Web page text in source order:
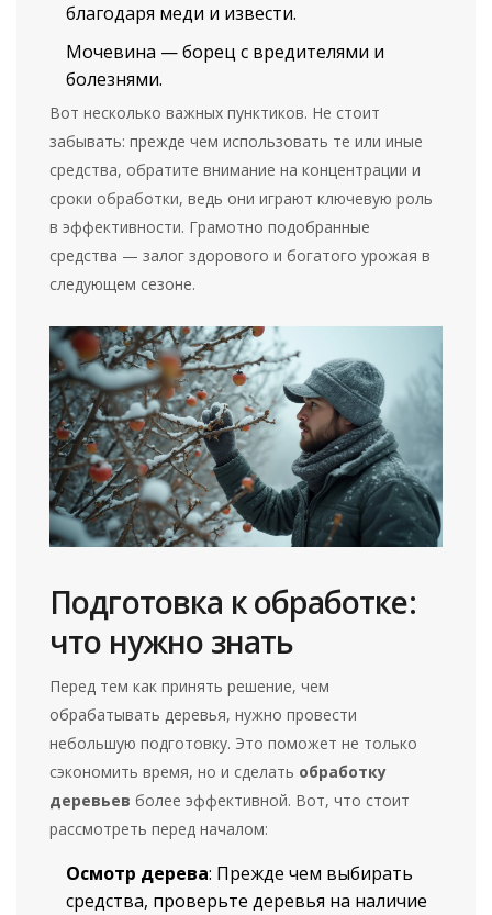
благодаря меди и извести.
Мочевина — борец с вредителями и
болезнями.
Вот несколько важных пунктиков. Не стоит
забывать: прежде чем использовать те или иные
средства, обратите внимание на концентрации и
сроки обработки, ведь они играют ключевую роль
в эффективности. Грамотно подобранные
средства — залог здорового и богатого урожая в
следующем сезоне.
Подготовка к обработке:
что нужно знать
Перед тем как принять решение, чем
обрабатывать деревья, нужно провести
небольшую подготовку. Это поможет не только
сэкономить время, но и сделать обработку
деревьев более эффективной. Вот, что стоит
рассмотреть перед началом:
Осмотр дерева: Прежде чем выбирать
средства, проверьте деревья на наличие